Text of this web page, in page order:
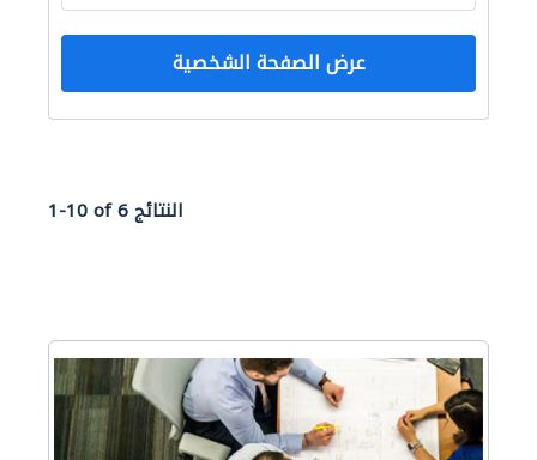
عرض الصفحة الشخصية
1-10 of 6 النتائج